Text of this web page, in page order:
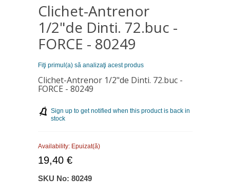
Clichet-Antrenor
1/2"de Dinti. 72.buc -
FORCE - 80249
Fiţi primul(a) să analizaţi acest produs
Clichet-Antrenor 1/2"de Dinti. 72.buc -
FORCE - 80249
Sign up to get notified when this product is back in
stock
Availability: Epuizat(ă)
19,40 €
SKU No: 80249